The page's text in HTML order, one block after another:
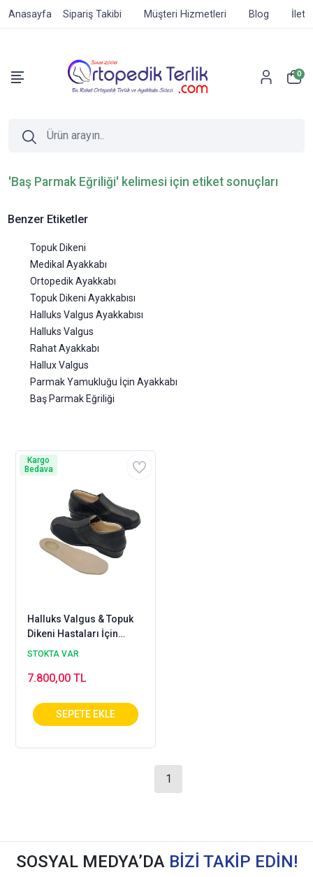
Anasayfa Sipariş Takibi Müşteri Hizmetleri Blog
0
'Baş Parmak Eğriliği' kelimesi için etiket sonuçları
Benzer Etiketler
Topuk Dikeni
Medikal Ayakkabı
Ortopedik Ayakkabı
Topuk Dikeni Ayakkabısı
Halluks Valgus Ayakkabısı
Halluks Valgus
Rahat Ayakkabı
Hallux Valgus
Parmak Yamukluğu İçin Ayakkabı
Baş Parmak Eğriliği
Halluks Valgus & Topuk
Dikeni Hastaları İçin
Ortopedik Ayakkabı
STOKTA VAR
7.800,00 TL
Kargo
Bedava
1
SOSYAL MEDYA’DA BİZİ TAKİP EDİN!